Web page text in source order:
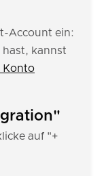
Account ein:
hast, kannst
Konto
auf "+